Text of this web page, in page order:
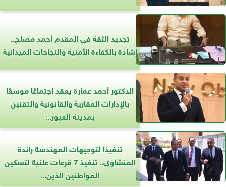
تجديد الثقة في المقدم أحمد مصلح..
إشادة بالكفاءة الأمنية والنجاحات الميدانية
الدكتور أحمد عمارة يعقد اجتماعًا موسعًا
بالإدارات العقارية والقانونية والتقنين
بمدينة العبور...
تنفيذاً لتوجيهات المهندسة راندة
المنشاوي.. تنفيذ 7 قرعات علنية لتسكين
المواطنين الذين...